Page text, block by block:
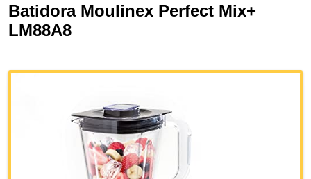
Batidora Moulinex Perfect Mix+
LM88A8